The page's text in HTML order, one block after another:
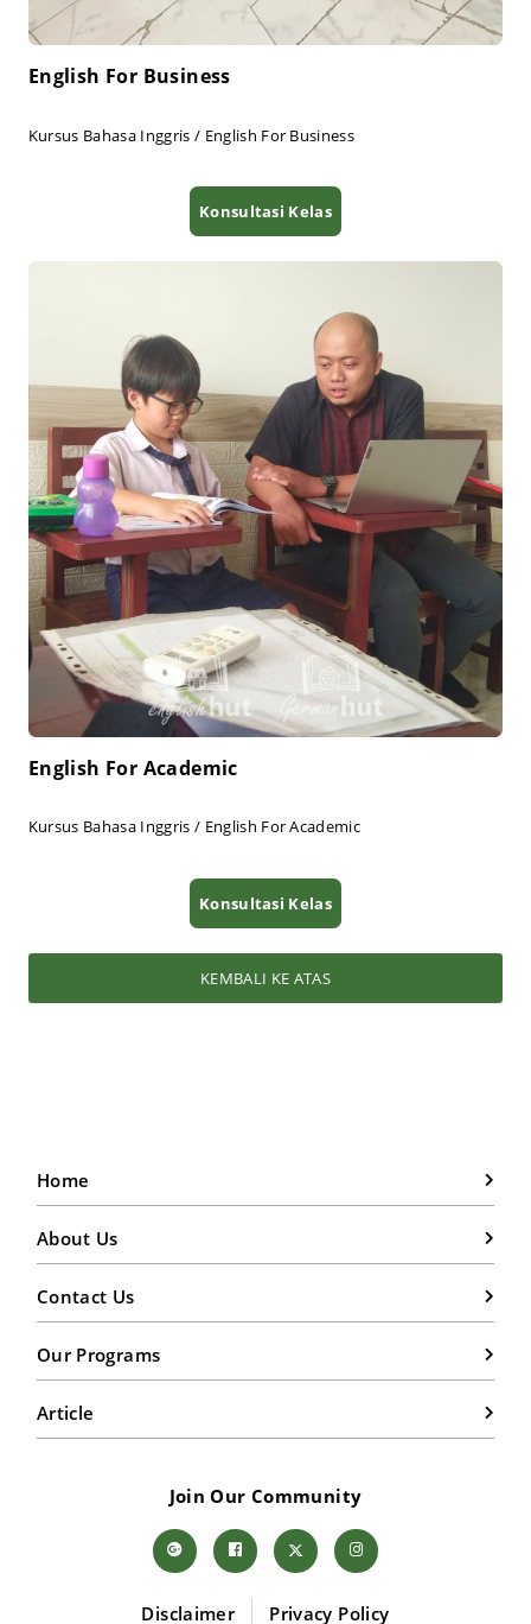
English For Business
Kursus Bahasa Inggris / English For Business
Konsultasi Kelas
English For Academic
Kursus Bahasa Inggris / English For Academic
Konsultasi Kelas
KEMBALI KE ATAS
Home
About Us
Contact Us
Our Programs
Article
Join Our Community
Disclaimer Privacy Policy